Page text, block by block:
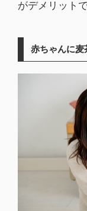
がデメリットで
赤ちゃんに麦